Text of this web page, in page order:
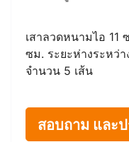
เสาลวดหนามไอ 11
ซม. ระยะห่างระหว่า
จำนวน 5 เส้น
สอบถาม และ